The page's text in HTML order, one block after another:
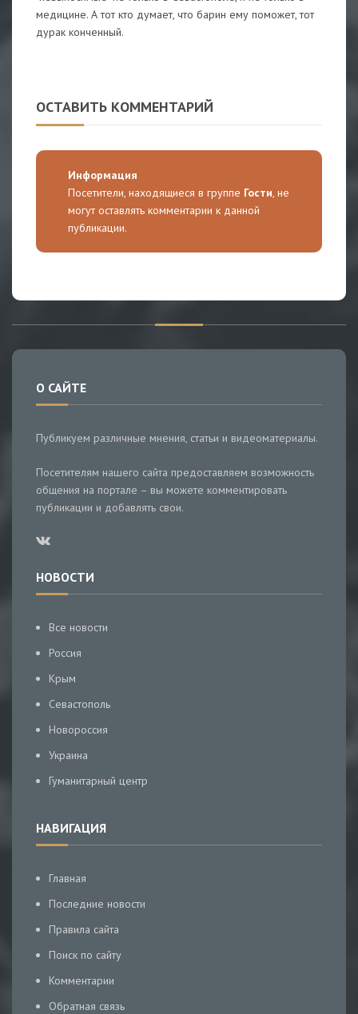
медицине. А тот кто думает, что барин ему поможет, тот
дурак конченный.
ОСТАВИТЬ КОММЕНТАРИЙ
Информация
Посетители, находящиеся в группе Гости , не
могут оставлять комментарии к данной
публикации.
О САЙТЕ
Публикуем различные мнения, статьи и видеоматериалы.
Посетителям нашего сайта предоставляем возможность
общения на портале – вы можете комментировать
публикации и добавлять свои.
НОВОСТИ
Все новости
Россия
Крым
Севастополь
Новороссия
Украина
Гуманитарный центр
НАВИГАЦИЯ
Главная
Последние новости
Правила сайта
Поиск по сайту
Комментарии
Обратная связь